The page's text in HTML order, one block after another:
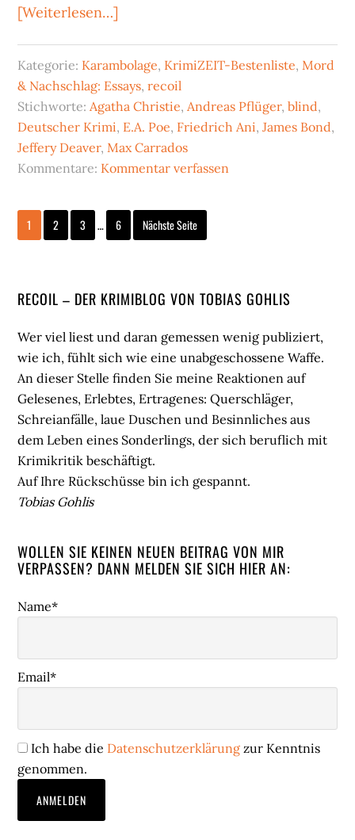
[Weiterlesen…]
–
auf
die
Details
kommt
es
Kategorie: Karambolage, KrimiZEIT-Bestenliste, Mord
& Nachschlag: Essays,recoil
Stichworte: Agatha Christie, Andreas Pflüger,blind,
Deutscher Krimi, E.A. Poe, Friedrich Ani,James Bond,
Jeffery Deaver, Max Carrados
Kommentare: Kommentar verfassen
Seite
1 Seite
2 Seite
3
Weggelassene
Zwischenseiten
… Seite
6 Nächste Seite
Seitenspalte
RECOIL – DER KRIMIBLOG VON TOBIAS GOHLIS
Wer viel liest und daran gemessen wenig publiziert,
wie ich, fühlt sich wie eine unabgeschossene Waffe.
An dieser Stelle finden Sie meine Reaktionen auf
Gelesenes, Erlebtes, Ertragenes: Querschläger,
Schreianfälle, laue Duschen und Besinnliches aus
dem Leben eines Sonderlings, der sich beruflich mit
Krimikritik beschäftigt.
Auf Ihre Rückschüsse bin ich gespannt.
Tobias Gohlis
WOLLEN SIE KEINEN NEUEN BEITRAG VON MIR
VERPASSEN? DANN MELDEN SIE SICH HIER AN:
Name*
Email*
Ich habe die Datenschutzerklärung zur Kenntnis
genommen.